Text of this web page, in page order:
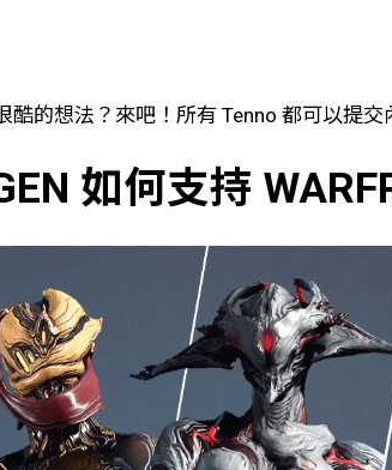
酷的想法？來吧！所有 Tenno 都可以提交
如何支持